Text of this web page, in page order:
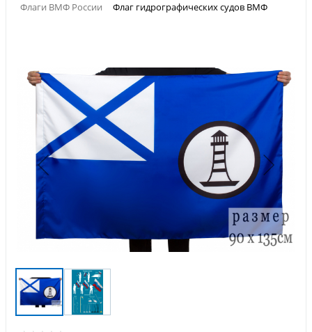
Флаги ВМФ России
Флаг гидрографических судов ВМФ